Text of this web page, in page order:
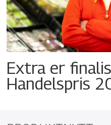
Extra er
Handelspris